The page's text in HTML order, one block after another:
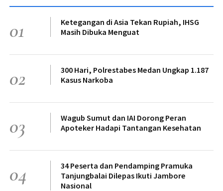
01
Ketegangan di Asia Tekan Rupiah, IHSG
Masih Dibuka Menguat
02
300 Hari, Polrestabes Medan Ungkap 1.187
Kasus Narkoba
03
Wagub Sumut dan IAI Dorong Peran
Apoteker Hadapi Tantangan Kesehatan
04
34 Peserta dan Pendamping Pramuka
Tanjungbalai Dilepas Ikuti Jambore
Nasional